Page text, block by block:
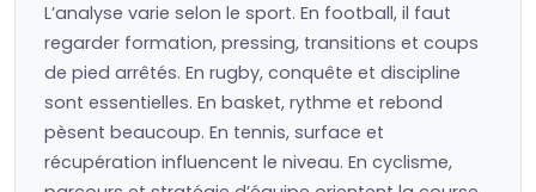
L’analyse varie selon le sport. En football, il faut
regarder formation, pressing, transitions et coups
de pied arrêtés. En rugby, conquête et discipline
sont essentielles. En basket, rythme et rebond
pèsent beaucoup. En tennis, surface et
récupération influencent le niveau. En cyclisme,